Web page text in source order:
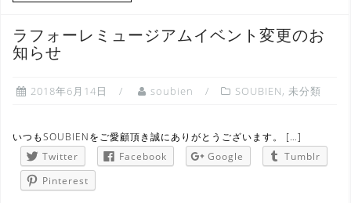
ラフォーレミュージアムイベント変更のお
知らせ
2018年6月14日 soubien SOUBIEN, 未分類
いつもSOUBIENをご愛顧頂き誠にありがとうございます。 […]
Twitter
Facebook Google
Tumblr
Pinterest